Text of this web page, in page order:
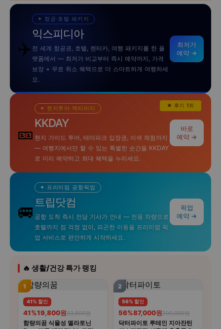
✈️
✦ 항공·호텔·패키지
익스피디아
전 세계 항공권, 호텔, 렌터카, 여행 패키지를 한 플
랫폼에서 — 최저가 비교부터 즉시 예약까지, 가격
보장 + 무료 취소 혜택으로 더 스마트하게 여행하세
요.
최저가
예약 →
★ 후기 1위
🎫
✦ 현지투어·액티비티
KKDAY
현지 가이드 투어, 테마파크 입장권, 이색 체험까지
— 여행지에서만 할 수 있는 특별한 순간을 KKDAY
로 미리 예약하고 최대 혜택을 누리세요.
바로
예약 →
🚐
✦ 프리미엄 공항픽업
트립닷컴
공항 도착 즉시 전담 기사가 안내 — 전용 차량으로
호텔까지 짐 걱정 없이, 피곤한 이동을 프리미엄 픽
업 서비스로 편안하게 시작하세요.
픽업
예약 →
🔥 생활/건강 특가 랭킹
1
41% 할인
41%19,800원33,600원
함량의꿈 식물성 멜라토닌
2
56% 할인
56%87,000원200,000원
닥터파이토 루테인 지아잔틴